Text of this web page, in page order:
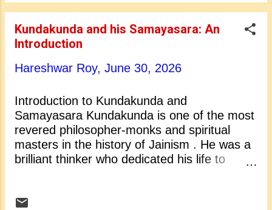
काल (समय) कुन्दकुन्द प्राचीन भारतीय इतिहास के एक
अत्यंत जीवंत और परिवर्तनकारी काल में रहे, जिसे
आमतौर पर पहली से दूसरी शताब्दी ईस्वी के आसपास
माना जाता है। यह एक ऐसा समय था जब विभिन्न
शास्त्रार्थ कर रही थीं, विकसित हो रही ...
Kundakunda and his Samayasara: An
Introduction
Hareshwar Roy, June 30, 2026
Introduction to Kundakunda and
Samayasara Kundakunda is one of the most
revered philosopher-monks and spiritual
masters in the history of Jainism . He was a
brilliant thinker who dedicated his life to
Samayasara , is a magnificent spiritual